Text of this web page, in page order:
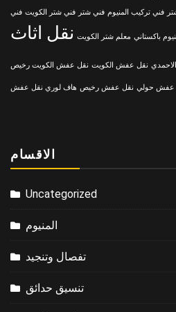
فني تركيب المنيوم فني شتر فني شتر الكويت فني
باكستاني معلم شتر الكويت نقل اثاث
نقل عفش الكويت نقل عفش الكويت رخيص
عفش حولي نقل عفش رخيص هاف لوري نقل عفش
الاقسام
Uncategorized
المنيوم
تفصال وتنجيد
تنسيق حدائق